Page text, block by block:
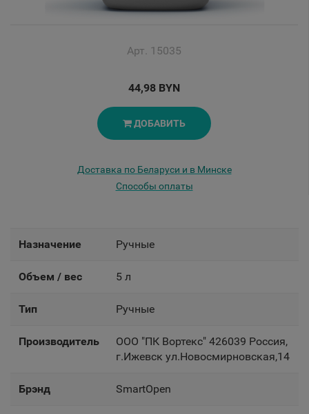
Арт. 15035
44,98 BYN
ДОБАВИТЬ
Доставка по Беларуси и в Минске
Способы оплаты
Назначение Ручные
Объем / вес 5 л
Тип Ручные
Производитель
OOO "ПК Вортекс" 426039 Россия,
г.Ижевск ул.Новосмирновская,14
Брэнд SmartOpen